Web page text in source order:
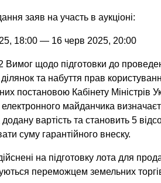
заяв на участь в аукціоні:
18:00 — 16 черв 2025, 20:00
Вимог щодо підготовки до
та набуття прав
постановою Кабінету Міністрів
майданчика
вартість та становить 5
суму гарантійного внеску.
на підготовку лота для
переможцем земельних